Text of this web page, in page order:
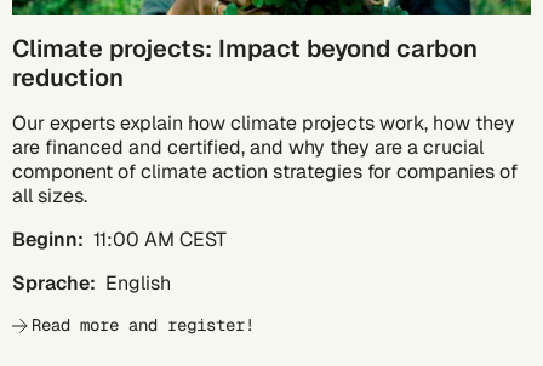
Climate projects: Impact beyond carbon
reduction
Our experts explain how climate projects work, how they
are financed and certified, and why they are a crucial
component of climate action strategies for companies of
all sizes.
Beginn: 11:00 AM CEST
Sprache: English
Read more and register!